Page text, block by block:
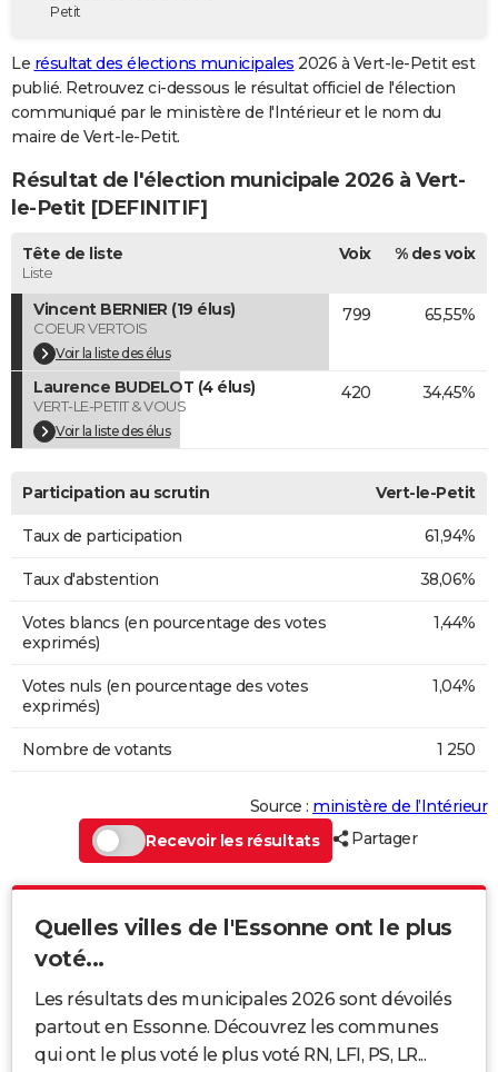
Destinations
City break
Voyage nature
Voyage de noces
Forum
GUIDES D'ACHAT
BONS PLANS
Carte de Noël
Carte Bonne année
Carte Saint-Valentin
Carte Pâques
Carte d'anniversaire
DICTIONNAIRE
Dictionnaire
Biographies
Citations
Expressions
Proverbes
PROGRAMME TV
COPAINS D'AVANT
S'inscrire
Se connecter
Lycées
Collèges
Primaires
Universités
Entreprises
Service militaire
Avis de recherche
AVIS DE DÉCÈS
FORUM
Bricolage
Lifestyle
Culture
Sport
Auto
Television
Voyage
Cinema
Petit
Le résultat des élections municipales 2026 à Vert-le-Petit est
publié. Retrouvez ci-dessous le résultat officiel de l'élection
communiqué par le ministère de l'Intérieur et le nom du
maire de Vert-le-Petit.
Résultat de l'élection municipale 2026 à Vert-
le-Petit [DEFINITIF]
Tête de liste
Liste
Voix % des voix
Vincent BERNIER (19 élus)
COEUR VERTOIS
Voir la liste des élus
799 65,55%
Laurence BUDELOT (4 élus)
VERT-LE-PETIT & VOUS
Voir la liste des élus
420 34,45%
Participation au scrutin Vert-le-Petit
Taux de participation 61,94%
Taux d'abstention 38,06%
Votes blancs (en pourcentage des votes
exprimés)
1,44%
Votes nuls (en pourcentage des votes
exprimés)
1,04%
Nombre de votants 1 250
Source : ministère de l’Intérieur
Recevoir les résultats
Partager
Quelles villes de l'Essonne ont le plus
voté...
Les résultats des municipales 2026 sont dévoilés
partout en Essonne. Découvrez les communes
qui ont le plus voté le plus voté RN, LFI, PS, LR...